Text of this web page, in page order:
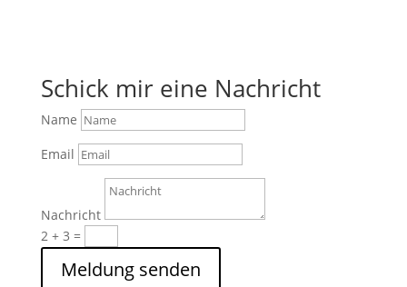
Schick mir eine Nachricht
Name
Email
Nachricht
2 + 3 =
Meldung senden